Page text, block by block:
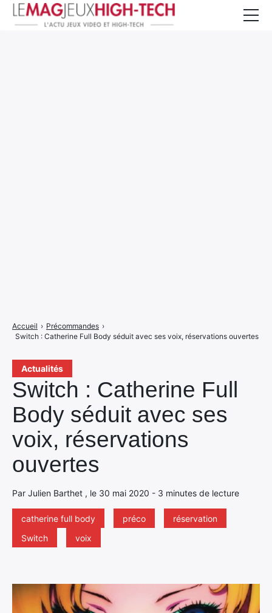
Actualités
Switch : Catherine Full
Body séduit avec ses
voix, réservations
ouvertes
Par Julien Barthet , le 30 mai 2020 - 3 minutes de lecture
catherine full body préco
réservation
Switch
voix
Accueil › Précommandes ›
Switch : Catherine Full Body séduit avec ses voix, réservations ouvertes